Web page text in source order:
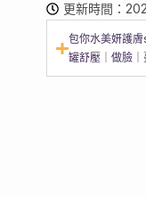
更新時間：
包你水美妍護
罐舒壓｜做臉